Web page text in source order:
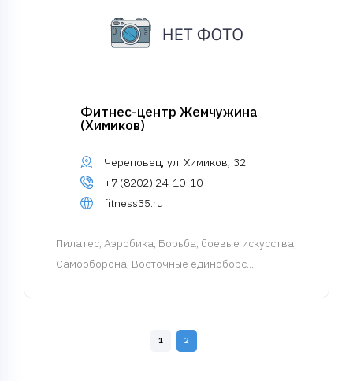
Фитнес-центр Жемчужина
(Химиков)
Череповец, ул. Химиков, 32
+7 (8202) 24-10-10
fitness35.ru
Пилатес; Аэробика; Борьба; боевые искусства;
Самооборона; Восточные единоборс...
1 2